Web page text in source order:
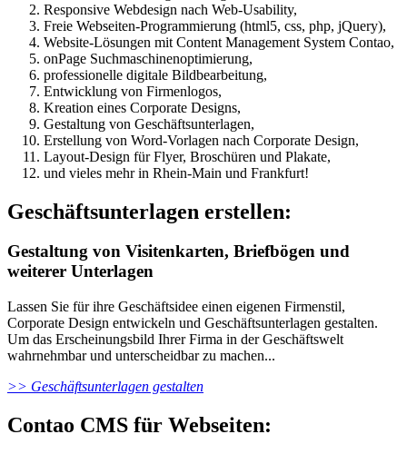
Responsive Webdesign nach Web-Usability,
Freie Webseiten-Programmierung (html5, css, php, jQuery),
Website-Lösungen mit Content Management System Contao,
onPage Suchmaschinenoptimierung,
professionelle digitale Bildbearbeitung,
Entwicklung von Firmenlogos,
Kreation eines Corporate Designs,
Gestaltung von Geschäftsunterlagen,
Erstellung von Word-Vorlagen nach Corporate Design,
Layout-Design für Flyer, Broschüren und Plakate,
und vieles mehr in Rhein-Main und Frankfurt!
Geschäftsunterlagen erstellen:
Gestaltung von Visitenkarten, Briefbögen und
weiterer Unterlagen
Lassen Sie für ihre Geschäftsidee einen eigenen Firmenstil,
Corporate Design entwickeln und Geschäftsunterlagen gestalten.
Um das Erscheinungsbild Ihrer Firma in der Geschäftswelt
wahrnehmbar und unterscheidbar zu machen...
>> Geschäftsunterlagen gestalten
Contao CMS für Webseiten: